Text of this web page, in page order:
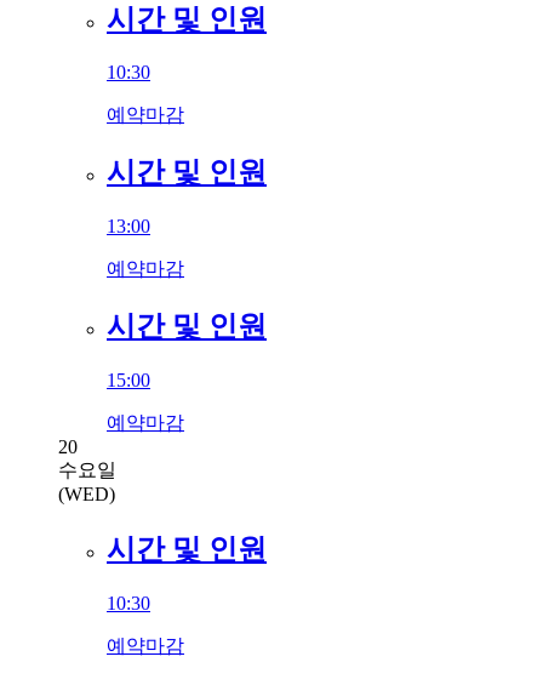
시간 및 인원
10:30
예약마감
시간 및 인원
13:00
예약마감
시간 및 인원
15:00
예약마감
20
수요일
(WED)
시간 및 인원
10:30
예약마감